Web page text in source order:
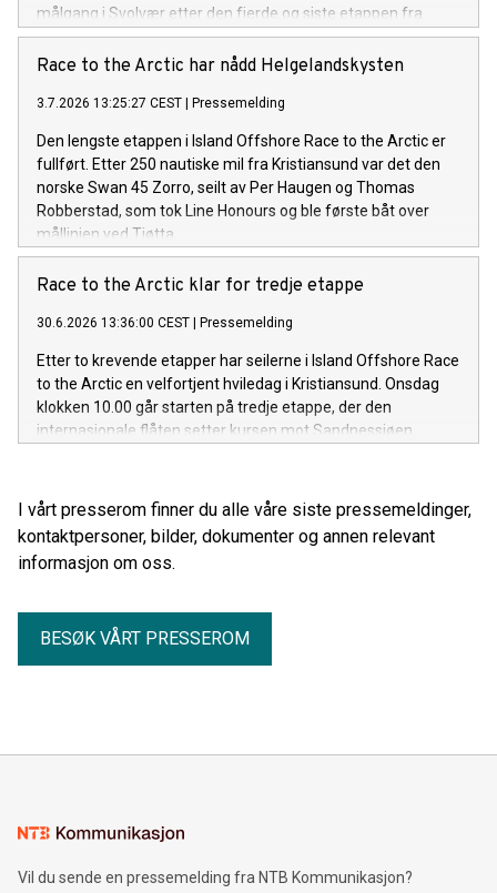
målgang i Svolvær etter den fjerde og siste etappen fra
Sandnessjøen.
Race to the Arctic har nådd Helgelandskysten
3.7.2026 13:25:27 CEST Pressemelding
Den lengste etappen i Island Offshore Race to the Arctic er
fullført. Etter 250 nautiske mil fra Kristiansund var det den
norske Swan 45 Zorro, seilt av Per Haugen og Thomas
Robberstad, som tok Line Honours og ble første båt over
mållinjen ved Tjøtta.
Race to the Arctic klar for tredje etappe
30.6.2026 13:36:00 CEST Pressemelding
Etter to krevende etapper har seilerne i Island Offshore Race
to the Arctic en velfortjent hviledag i Kristiansund. Onsdag
klokken 10.00 går starten på tredje etappe, der den
internasjonale flåten setter kursen mot Sandnessjøen.
I vårt presserom finner du alle våre siste pressemeldinger,
kontaktpersoner, bilder, dokumenter og annen relevant
informasjon om oss.
BESØK VÅRT PRESSEROM
Vil du sende en pressemelding fra NTB Kommunikasjon?